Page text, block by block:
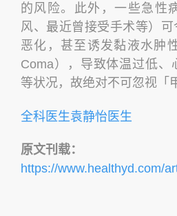
的风险。此外，一些急性
风、最近曾接受手术等）可
恶化，甚至诱发黏液水肿
Coma），导致体温过低、
等状况，故绝对不可忽视「
全科医生袁静怡医生
原文刊载：
https://www.healthyd.com/